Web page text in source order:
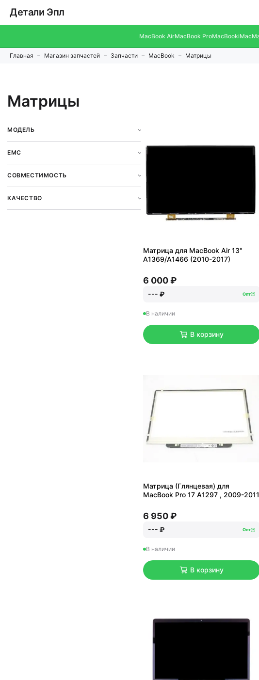
Детали Эпл
MacBook AirMacBook ProMacBookiMac
Главная Магазин запчастей Запчасти MacBook Матрицы
Матрицы
МОДЕЛЬ
EMC
СОВМЕСТИМОСТЬ
КАЧЕСТВО
Матрица для MacBook Air 13"
A1369/A1466 (2010-2017)
6 000 ₽
--- ₽ Опт
В наличии
В корзину
Матрица (Глянцевая) для
MacBook Pro 17 A1297 , 2009-2011
6 950 ₽
--- ₽ Опт
В наличии
В корзину